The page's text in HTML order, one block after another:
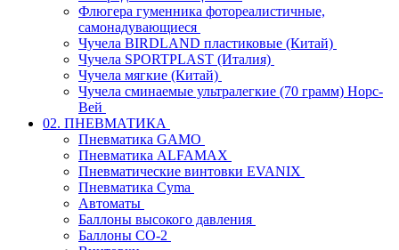
Флюгера гуменника фотореалистичные,
самонадувающиеся
Чучела BIRDLAND пластиковые (Китай)
Чучела SPORTPLAST (Италия)
Чучела мягкие (Китай)
Чучела сминаемые ультралегкие (70 грамм) Норс-
Вей
02. ПНЕВМАТИКА
Пневматика GAMO
Пневматика ALFAMAX
Пневматические винтовки EVANIX
Пневматика Cyma
Автоматы
Баллоны высокого давления
Баллоны СО-2